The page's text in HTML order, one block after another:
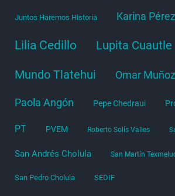
Juntos Haremos Historia Karina
Lilia Cedillo Lupita Cuautle
Mundo Tlatehui Omar Muñoz
Paola Angón Pepe Chedraui
PT PVEM Roberto Solís Valles
San Andrés Cholula San Martín
San Pedro Cholula SEDIF